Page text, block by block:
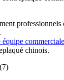
équipe commerciale
chinois.